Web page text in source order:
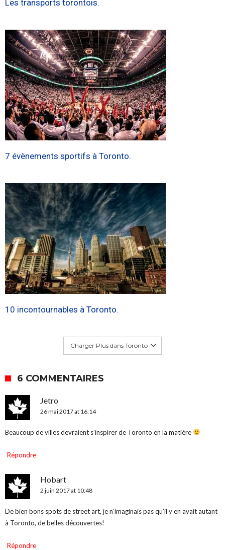
Les transports torontois.
7 évènements sportifs à Toronto.
10 incontournables à Toronto.
Charger Plus dans Toronto
6 COMMENTAIRES
Jetro
26 mai 2017 at 16:14
Beaucoup de villes devraient s’inspirer de Toronto en la matière
Répondre
Hobart
2 juin 2017 at 10:48
De bien bons spots de street art, je n’imaginais pas qu’il y en avait autant
à Toronto, de belles découvertes!
Répondre